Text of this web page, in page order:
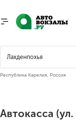
Республика Карелия, Россия
Автокасса